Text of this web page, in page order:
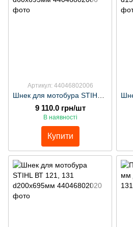
Артикул: 44046802006
9 110.0 грн/шт
В наявності
Купити